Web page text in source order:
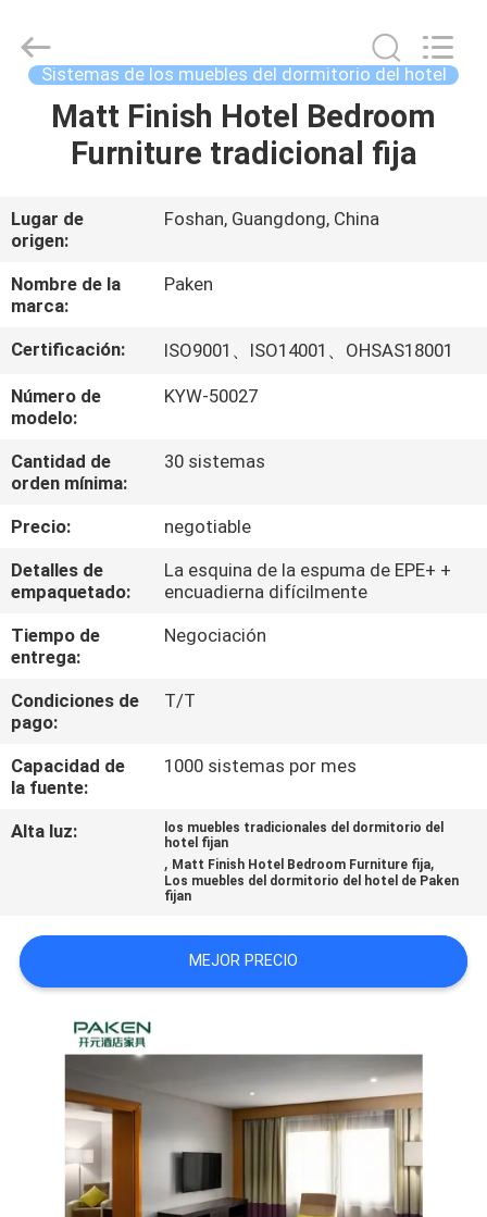
HOGAR
SOBRE
NOSOTROS
VIAJE
DE
LA
FÁBRICA
CONTROL
DE
ÉNTRENOS
EN
CONTACTO
CON
CITA
SITIO
PRIVACY
POLICY
Furniture
Sistemas de los muebles del dormitorio del hotel
Matt Finish Hotel Bedroom
Furniture tradicional fija
Lugar de
origen:
Foshan, Guangdong, China
Nombre de la
marca:
Paken
Certificación: ISO9001、ISO14001、OHSAS18001
Número de
modelo:
KYW-50027
Cantidad de
orden mínima:
30 sistemas
Precio:
negotiable
Detalles de
empaquetado:
La esquina de la espuma de EPE+ +
encuadierna difícilmente
Tiempo de
entrega:
Negociación
Condiciones de
pago:
T/T
Capacidad de
la fuente:
1000 sistemas por mes
Alta luz:
los muebles tradicionales del dormitorio del
hotel fijan
, Matt Finish Hotel Bedroom Furniture fija,
Los muebles del dormitorio del hotel de Paken
fijan
MEJOR PRECIO